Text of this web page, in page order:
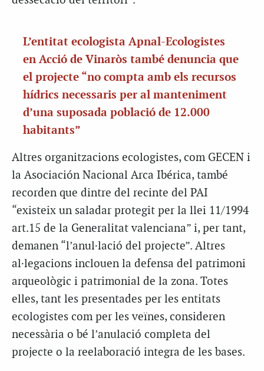
L’entitat ecologista Apnal-Ecologistes
en Acció de Vinaròs també denuncia que
el projecte “no compta amb els recursos
hídrics necessaris per al manteniment
d’una suposada població de 12.000
habitants”
Altres organitzacions ecologistes, com GECEN i
la Asociación Nacional Arca Ibérica, també
recorden que dintre del recinte del PAI
“existeix un saladar protegit per la llei 11/1994
art.15 de la Generalitat valenciana” i, per tant,
demanen “l’anul·lació del projecte”. Altres
al·legacions inclouen la defensa del patrimoni
arqueològic i patrimonial de la zona. Totes
elles, tant les presentades per les entitats
ecologistes com per les veïnes, consideren
necessària o bé l’anulació completa del
projecte o la reelaboració integra de les bases.